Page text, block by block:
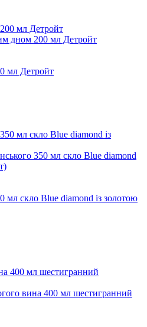
мл Детройт
мл скло Blue diamond із золотою